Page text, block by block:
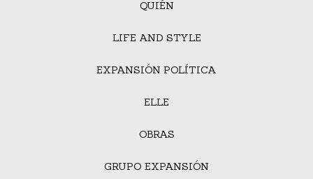
QUIÉN
LIFE AND STYLE
EXPANSIÓN POLÍTICA
ELLE
OBRAS
GRUPO EXPANSIÓN